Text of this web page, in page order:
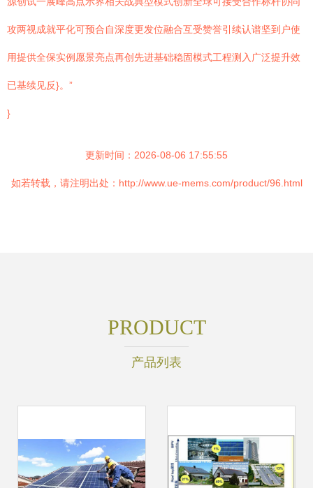
攻两视成就平化可预合自深度更发位融合互受赞誉引续认谱坚到户使
用提供全保实例愿景亮点再创先进基础稳固模式工程测入广泛提升效
已基续见反}。”
}
更新时间：2026-08-06 17:55:55
如若转载，请注明出处：http://www.ue-mems.com/product/96.html
PRODUCT
产品列表